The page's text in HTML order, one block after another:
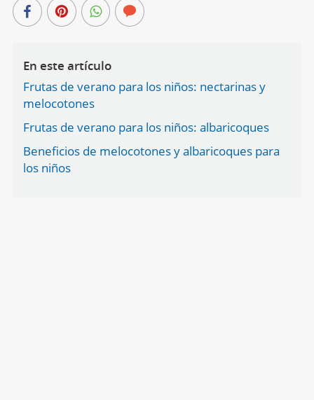
En este artículo
Frutas de verano para los niños: nectarinas y
melocotones
Frutas de verano para los niños: albaricoques
Beneficios de melocotones y albaricoques para
los niños